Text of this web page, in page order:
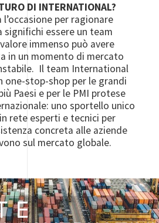
DI INTERNATIONAL?
per ragionare
significhi essere un team
immenso può avere
in un momento di mercato
Il team International
one-stop-shop per le grandi
Paesi e per le PMI protese
uno sportello unico
rete esperti e tecnici per
concreta alle aziende
sul mercato globale.
E